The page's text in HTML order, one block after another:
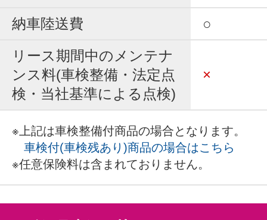
納車陸送費
○
リース期間中のメンテナ
ンス料(車検整備・法定点
検・当社基準による点検)
×
※上記は車検整備付商品の場合となります。
車検付(車検残あり)商品の場合はこちら
※任意保険料は含まれておりません。